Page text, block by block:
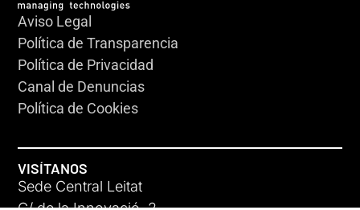
Aviso Legal
Política de Transparencia
Política de Privacidad
Canal de Denuncias
Política de Cookies
VISÍTANOS
Sede Central Leitat